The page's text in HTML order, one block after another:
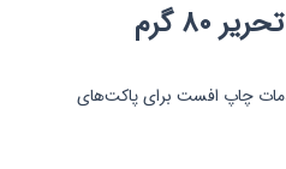
گرم
چاپ افست برای پاکت‌های